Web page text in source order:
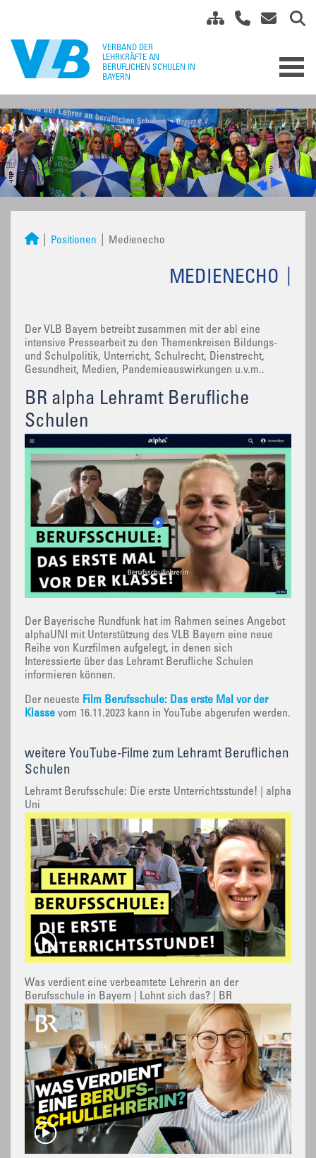
Positionen Medienecho
MEDIENECHO
Der VLB Bayern betreibt zusammen mit der abl eine
intensive Pressearbeit zu den Themenkreisen Bildungs-
und Schulpolitik, Unterricht, Schulrecht, Dienstrecht,
Gesundheit, Medien, Pandemieauswirkungen u.v.m..
BR alpha Lehramt Berufliche
Schulen
Der Bayerische Rundfunk hat im Rahmen seines Angebot
alphaUNI mit Unterstützung des VLB Bayern eine neue
Reihe von Kurzfilmen aufgelegt, in denen sich
Interessierte über das Lehramt Berufliche Schulen
informieren können.
Der neueste Film Berufsschule: Das erste Mal vor der
Klasse vom 16.11.2023 kann in YouTube abgerufen werden.
weitere YouTube-Filme zum Lehramt Beruflichen
Schulen
Lehramt Berufsschule: Die erste Unterrichtsstunde! | alpha
Uni
Was verdient eine verbeamtete Lehrerin an der
Berufsschule in Bayern | Lohnt sich das? | BR